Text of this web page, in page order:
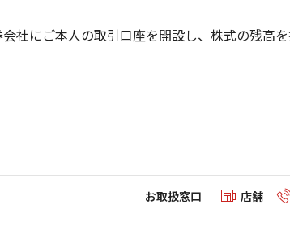
社にご本人の取引口座を開設し、株式の残高
お取扱窓口 店舗